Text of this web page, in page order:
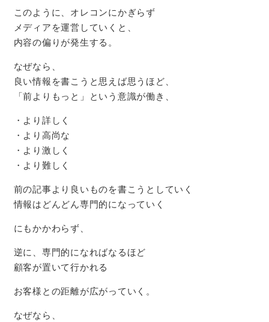
このように、オレコンにかぎらず
メディアを運営していくと、
内容の偏りが発生する。
なぜなら、
良い情報を書こうと思えば思うほど、
「前よりもっと」という意識が働き、
・より詳しく
・より高尚な
・より激しく
・より難しく
前の記事より良いものを書こうとしていく
情報はどんどん専門的になっていく
にもかかわらず、
逆に、専門的になればなるほど
顧客が置いて行かれる
お客様との距離が広がっていく。
なぜなら、